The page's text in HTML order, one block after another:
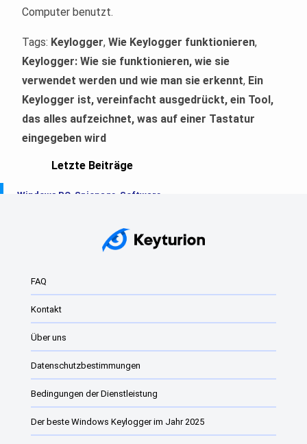
Computer benutzt.
Tags: Keylogger,Wie Keylogger funktionieren,
Keylogger: Wie sie funktionieren, wie sie
verwendet werden und wie man sie erkennt, Ein
Keylogger ist, vereinfacht ausgedrückt, ein Tool,
das alles aufzeichnet, was auf einer Tastatur
eingegeben wird
Letzte Beiträge
Windows PC-Spionage-Software
Beste Überwachungssoftware für Windows
Bester Windows 11 und Windows 10 Keylogger
Windows 11 kostenlose Keylogger
Kindersicherungssoftware für Windows
Website-Überwachungssoftware vs. Monitorin...
FAQ
Kontakt
Über uns
Datenschutzbestimmungen
Bedingungen der Dienstleistung
Der beste Windows Keylogger im Jahr 2025